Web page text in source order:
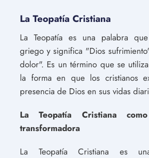
La Teopatía Cristiana
La Teopatía es una palabra
griego y significa "Dios
dolor". Es un término que se
la forma en que los cristianos
presencia de Dios en sus vidas
La Teopatía Cristiana
transformadora
La Teopatía Cristiana es